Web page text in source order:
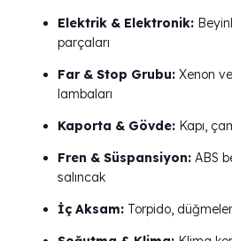
Elektrik & Elektronik:
parçaları
Far & Stop Grubu: Xenon
lambaları
Kaporta & Gövde: Kapı,
Fren & Süspansiyon: ABS
salıncak
İç Aksam: Torpido,